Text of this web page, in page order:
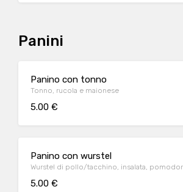
Panini
Panino con tonno
Tonno, rucola e maionese
5.00 €
Panino con wurstel
Wurstel di pollo/tacchino, insalata,
5.00 €